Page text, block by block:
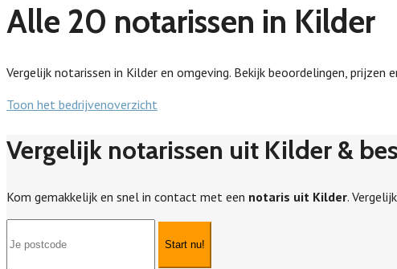
Alle 20 notarissen in Kilder
Vergelijk notarissen in Kilder en omgeving. Bekijk beoordelingen, prijzen
Toon het bedrijvenoverzicht
Vergelijk notarissen uit Kilder &
Kom gemakkelijk en snel in contact met een notaris uit Kilder.
Start nu!